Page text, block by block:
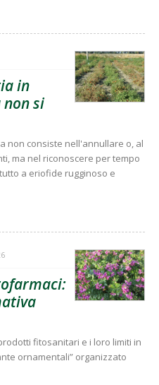
in
si
non consiste nell'annullare o, al
ma nel riconoscere per tempo
a eriofide rugginoso e
fitosanitari e i loro limiti in
ornamentali” organizzato